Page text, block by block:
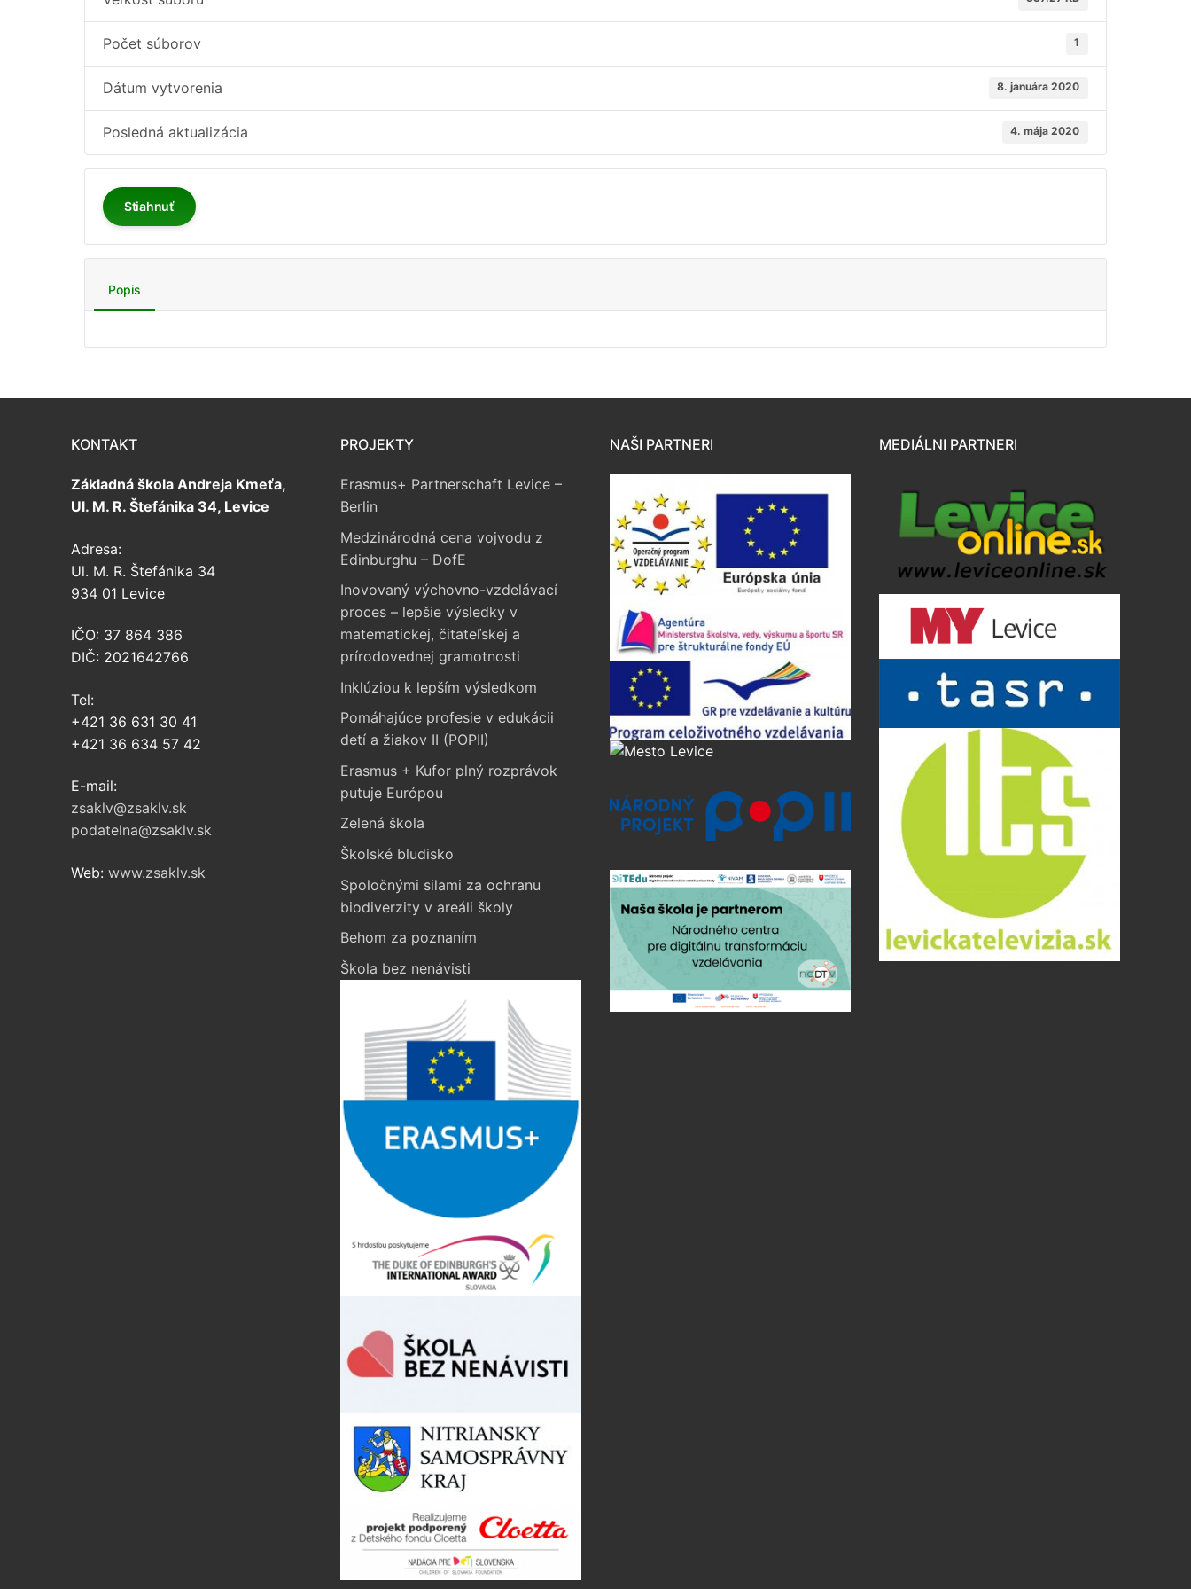
Počet súborov 1
Dátum vytvorenia 8. januára 2020
Posledná aktualizácia 4. mája 2020
Stiahnuť
Popis
KONTAKT
Základná škola Andreja Kmeťa,
Ul. M. R. Štefánika 34, Levice
Adresa:
Ul. M. R. Štefánika 34
934 01 Levice
IČO: 37 864 386
DIČ: 2021642766
Tel:
+421 36 631 30 41
+421 36 634 57 42
E-mail:
zsaklv@zsaklv.sk
podatelna@zsaklv.sk
Web: www.zsaklv.sk
PROJEKTY
Erasmus+ Partnerschaft Levice –
Berlin
Medzinárodná cena vojvodu z
Edinburghu – DofE
Inovovaný výchovno-vzdelávací
proces – lepšie výsledky v
matematickej, čitateľskej a
prírodovednej gramotnosti
Inklúziou k lepším výsledkom
Pomáhajúce profesie v edukácii
detí a žiakov II (POPII)
Erasmus + Kufor plný rozprávok
putuje Európou
Zelená škola
Školské bludisko
Spoločnými silami za ochranu
biodiverzity v areáli školy
Behom za poznaním
Škola bez nenávisti
NAŠI PARTNERI MEDIÁLNI PARTNERI